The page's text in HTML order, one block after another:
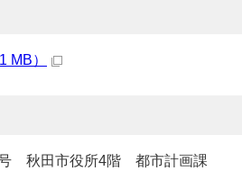
MB）
秋田市役所4階 都市計画課